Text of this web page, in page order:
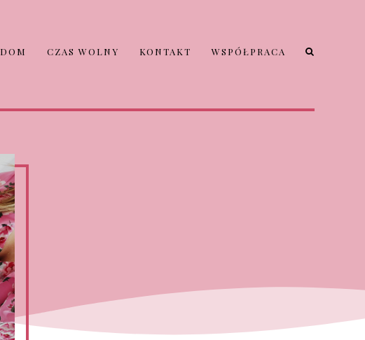
DOM CZAS WOLNY KONTAKT WSPÓŁPRACA